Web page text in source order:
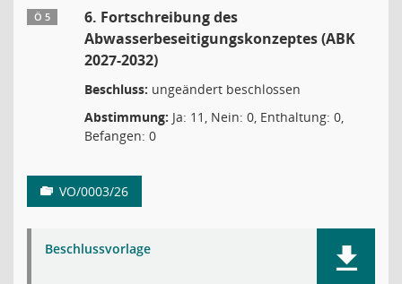
Ö 5
6. Fortschreibung des
Abwasserbeseitigungskonzeptes (ABK
2027-2032)
Beschluss: ungeändert beschlossen
Abstimmung: Ja: 11, Nein: 0, Enthaltung: 0,
Befangen: 0
VO/0003/26
Beschlussvorlage